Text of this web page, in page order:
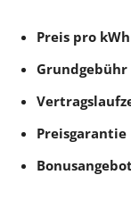
Preis pro kWh
Grundgebühr
Preisgarantie